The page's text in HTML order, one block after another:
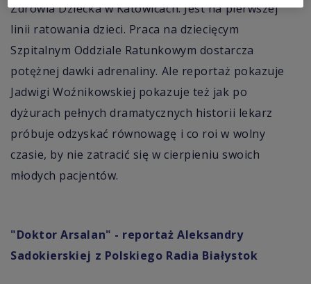
Zdrowia Dziecka w Katowicach. Jest na pierwszej
linii ratowania dzieci. Praca na dziecięcym
Szpitalnym Oddziale Ratunkowym dostarcza
potężnej dawki adrenaliny. Ale reportaż pokazuje
Jadwigi Woźnikowskiej pokazuje też jak po
dyżurach pełnych dramatycznych historii lekarz
próbuje odzyskać równowagę i co roi w wolny
czasie, by nie zatracić się w cierpieniu swoich
młodych pacjentów.
"Doktor Arsalan" - reportaż Aleksandry
Sadokierskiej z Polskiego Radia Białystok